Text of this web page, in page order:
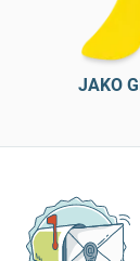
JAKO